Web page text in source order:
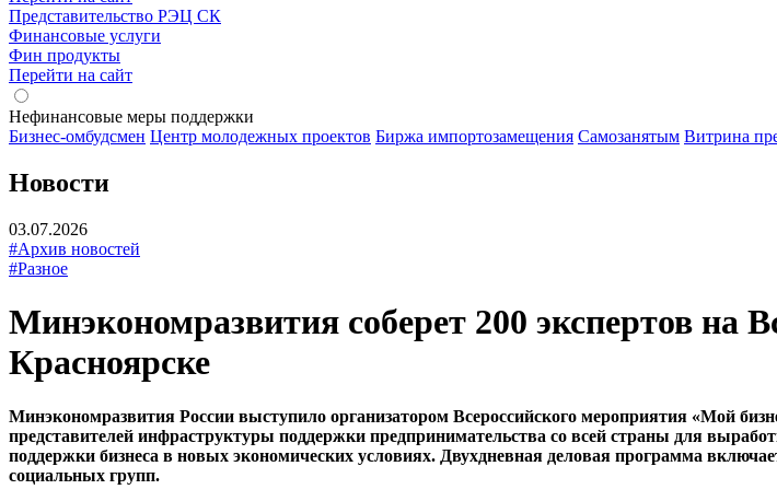
Представительство РЭЦ СК
Финансовые услуги
Фин продукты
Перейти на сайт
Нефинансовые меры поддержки
Бизнес-омбудсмен Центр молодежных проектов Биржа импортозамещения Cамозанятым Витрина
Новости
03.07.2026
#Архив новостей
#Разное
Минэкономразвития соберет 200 экспертов на
Красноярске
Минэкономразвития России выступило организатором Всероссийского мероприятия «Мой
представителей инфраструктуры поддержки предпринимательства со всей страны для
поддержки бизнеса в новых экономических условиях. Двухдневная деловая программа
социальных групп.